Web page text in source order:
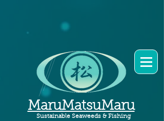
MaruMatsuMaru
Sustainable Seaweeds & Fishing